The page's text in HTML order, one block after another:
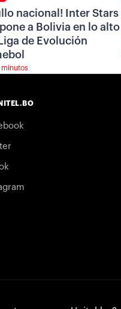
nacional! Inter Stars
a Bolivia en lo alto
de Evolución
minutos